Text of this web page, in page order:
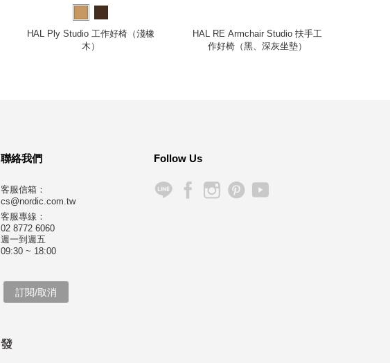
HAL Ply Studio 工作好椅（淺橡
木）
HAL RE Armchair Studio 扶手工
作好椅（黑、深灰坐墊）
聯絡我們
客服信箱：
cs@nordic.com.tw
客服專線：
02 8772 6060
週一到週五
09:30 ~ 18:00
Follow Us